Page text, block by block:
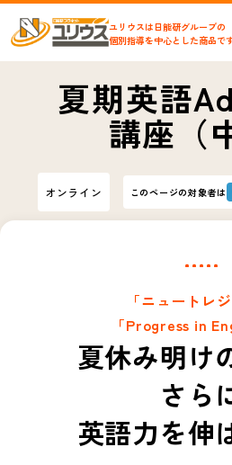
ユリウスは日能研グループの
個別指導を中心とした商品で
夏期英語
講座（
オンライン このページの対象者は
「ニュートレジ
「Progress in
夏休み明け
さら
英語力を伸